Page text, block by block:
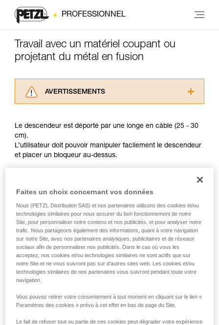
PROFESSIONNEL
Travail avec un matériel coupant ou
projetant du métal en fusion
AVERTISSEMENTS
consulter. Vous devez avoir compris les
pouvoir comprendre ce complément
d’informations.
avec un professionnel votre capacité à refaire
de la reproduire en autonomie.
Nous donnons des exemples de techniques
liées à votre activité. Il peut en exister d’autres
que nous ne décrivons pas ici.
Le descendeur est déporté par une longe en câble (25 - 30
cm).
L’utilisateur doit pouvoir manipuler facilement le descendeur
et placer un bloqueur au-dessus.
Faites un choix concernant vos données
Nous (PETZL Distribution SAS) et nos partenaires utilisons des cookies et/ou
technologies similaires pour nous assurer du bon fonctionnement de notre
Site, pour personnaliser notre contenu et nos publicités, et pour analyser notre
trafic. Nous partageons également des informations, quant à votre navigation
sur notre Site, avec nos partenaires analytiques, publicitaires et de réseaux
sociaux afin de personnaliser nos publicités. Dans le cas où vous les
acceptez, nos cookies et/ou technologies similaires ne sont actifs que sur
notre Site et ne vous suivront pas sur d’autres sites web. Les cookies et/ou
technologies similaires de nos partenaires vous suivront pendant toute votre
navigation.
Vous pouvez retirer votre consentement à tout moment en cliquant sur le lien «
Paramètres des cookies » prévu à cet effet en bas de page du Site.
Le fait de refuser tout ou partie de ces cookies peut dégrader votre expérience